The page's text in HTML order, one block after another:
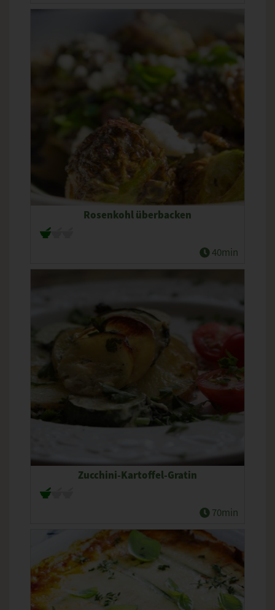
Rosenkohl überbacken
40min
Zucchini-Kartoffel-Gratin
70min